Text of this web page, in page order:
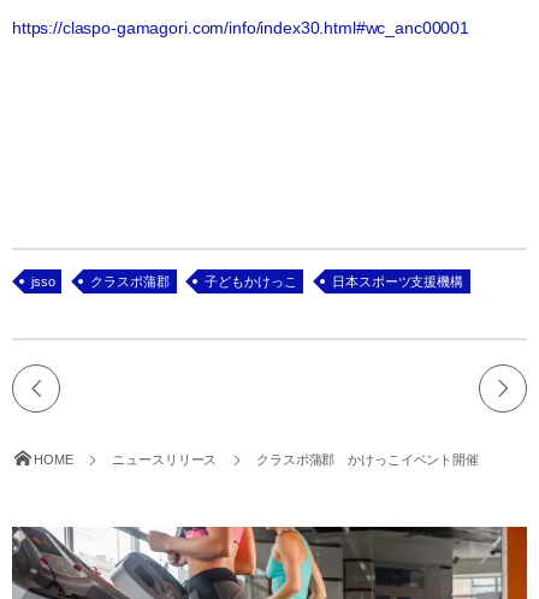
https://claspo-gamagori.com/info/index30.html#wc_anc00001
jsso クラスポ蒲郡 子どもかけっこ 日本スポーツ支援機構
HOME ニュースリリース クラスポ蒲郡 かけっこイベント開催